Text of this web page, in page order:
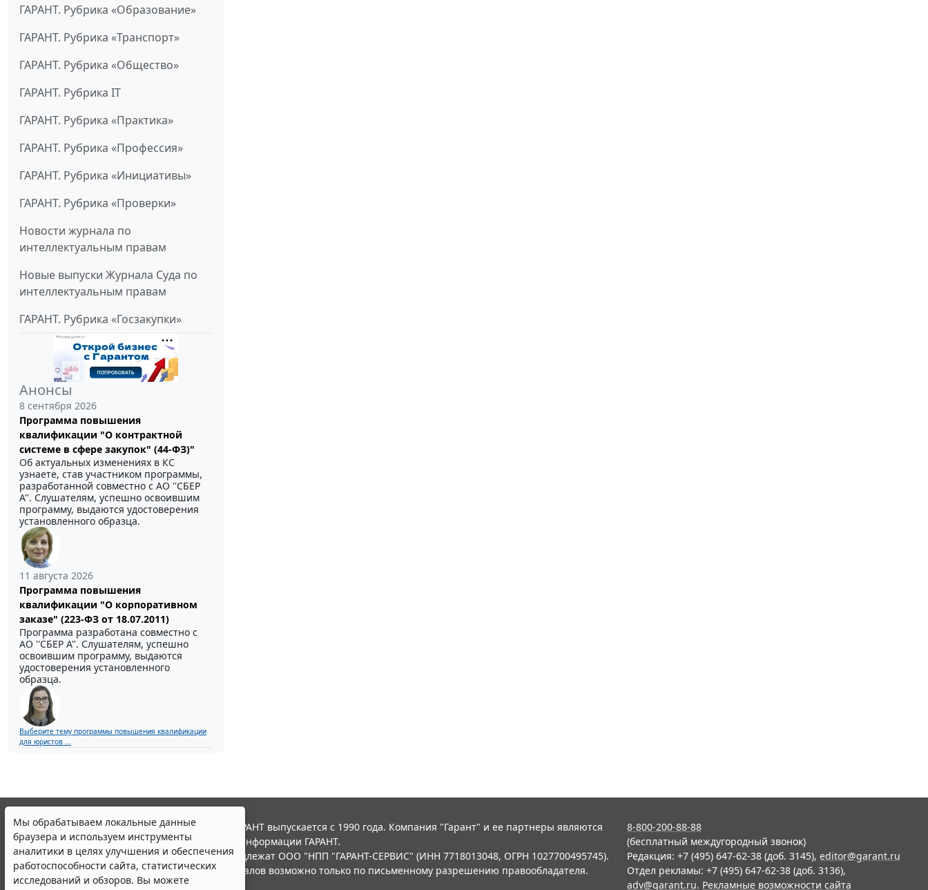
ГАРАНТ. Рубрика «Образование»
ГАРАНТ. Рубрика «Транспорт»
ГАРАНТ. Рубрика «Общество»
ГАРАНТ. Рубрика IT
ГАРАНТ. Рубрика «Практика»
ГАРАНТ. Рубрика «Профессия»
ГАРАНТ. Рубрика «Инициативы»
ГАРАНТ. Рубрика «Проверки»
Новости журнала по
интеллектуальным правам
Новые выпуски Журнала Суда по
интеллектуальным правам
ГАРАНТ. Рубрика «Госзакупки»
Анонсы
8 сентября 2026
Программа повышения
квалификации "О контрактной
системе в сфере закупок" (44-ФЗ)"
Об актуальных изменениях в КС
узнаете, став участником программы,
разработанной совместно с АО ''СБЕР
А". Слушателям, успешно освоившим
программу, выдаются удостоверения
установленного образца.
11 августа 2026
Программа повышения
квалификации "О корпоративном
заказе" (223-ФЗ от 18.07.2011)
Программа разработана совместно с
АО ''СБЕР А". Слушателям, успешно
освоившим программу, выдаются
удостоверения установленного
образца.
Выберите тему программы повышения квалификации
для юристов ...
Мы обрабатываем локальные данные
браузера и используем инструменты
аналитики в целях улучшения и обеспечения
работоспособности сайта, статистических
исследований и обзоров. Вы можете
© ООО "НПП "ГАРАНТ-СЕРВИС", 2026. Система ГАРАНТ выпускается с 1990 года. Компания "Гарант" и ее партнеры являются
участниками Российской ассоциации правовой информации ГАРАНТ.
Все права на материалы сайта ГАРАНТ.РУ принадлежат ООО "НПП "ГАРАНТ-СЕРВИС" (ИНН 7718013048, ОГРН 1027700495745).
Полное или частичное воспроизведение материалов возможно только по письменному разрешению правообладателя.
Правила использования портала.
8-800-200-88-88
(бесплатный междугородный звонок)
Редакция: +7 (495) 647-62-38 (доб. 3145), editor@garant.ru
Отдел рекламы: +7 (495) 647-62-38 (доб. 3136),
adv@garant.ru. Рекламные возможности сайта